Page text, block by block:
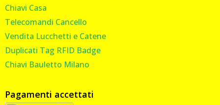
Chiavi Casa
Telecomandi Cancello
Vendita Lucchetti e Catene
Duplicati Tag RFID Badge
Chiavi Bauletto Milano
Pagamenti accettati